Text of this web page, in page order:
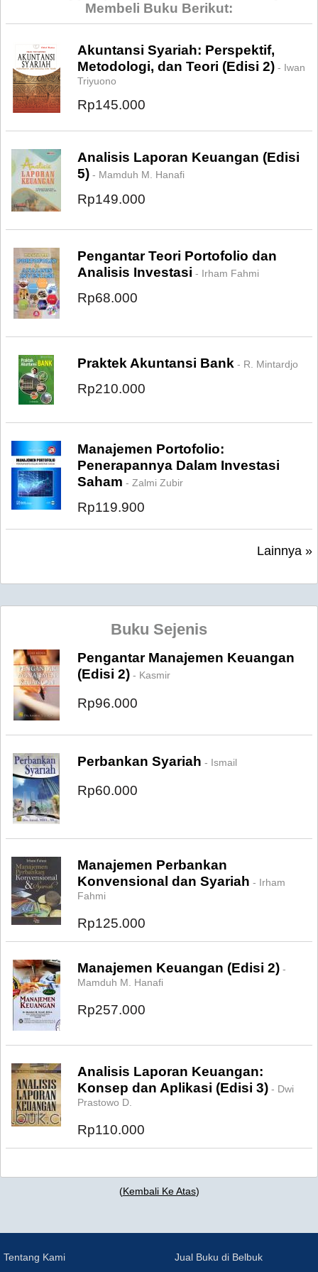
Membeli Buku Berikut:
Akuntansi Syariah: Perspektif,
Metodologi, dan Teori (Edisi 2) - Iwan
Triyuono
Rp145.000
Analisis Laporan Keuangan (Edisi
5) - Mamduh M. Hanafi
Rp149.000
Pengantar Teori Portofolio dan
Analisis Investasi - Irham Fahmi
Rp68.000
Praktek Akuntansi Bank - R. Mintardjo
Rp210.000
Manajemen Portofolio:
Penerapannya Dalam Investasi
Saham - Zalmi Zubir
Rp119.900
Lainnya »
Buku Sejenis
Pengantar Manajemen Keuangan
(Edisi 2) - Kasmir
Rp96.000
Perbankan Syariah - Ismail
Rp60.000
Manajemen Perbankan
Konvensional dan Syariah - Irham
Fahmi
Rp125.000
Manajemen Keuangan (Edisi 2) -
Mamduh M. Hanafi
Rp257.000
Analisis Laporan Keuangan:
Konsep dan Aplikasi (Edisi 3) - Dwi
Prastowo D.
Rp110.000
(Kembali Ke Atas)
Tentang Kami Jual Buku di Belbuk